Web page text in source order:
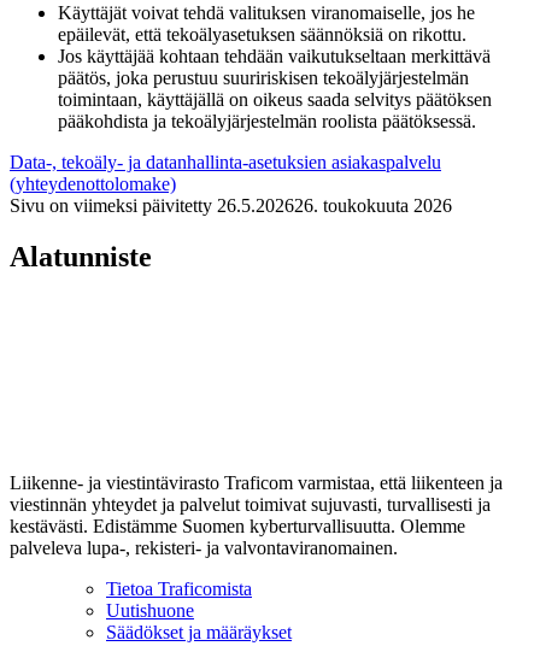
Käyttäjät voivat tehdä valituksen viranomaiselle, jos he
epäilevät, että tekoälyasetuksen säännöksiä on rikottu.
Jos käyttäjää kohtaan tehdään vaikutukseltaan merkittävä
päätös, joka perustuu suuririskisen tekoälyjärjestelmän
toimintaan, käyttäjällä on oikeus saada selvitys päätöksen
pääkohdista ja tekoälyjärjestelmän roolista päätöksessä.
Data-, tekoäly- ja datanhallinta-asetuksien asiakaspalvelu
(yhteydenottolomake)
Sivu on viimeksi päivitetty 26.5.202626. toukokuuta 2026
Alatunniste
Liikenne- ja viestintävirasto Traficom varmistaa, että liikenteen ja
viestinnän yhteydet ja palvelut toimivat sujuvasti, turvallisesti ja
kestävästi. Edistämme Suomen kyberturvallisuutta. Olemme
palveleva lupa-, rekisteri- ja valvontaviranomainen.
Tietoa Traficomista
Uutishuone
Säädökset ja määräykset